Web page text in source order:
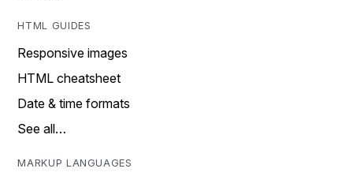
HTML GUIDES
Responsive images
HTML cheatsheet
Date & time formats
See all…
MARKUP LANGUAGES